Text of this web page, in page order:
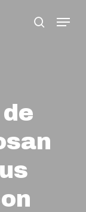
search
Menu